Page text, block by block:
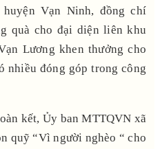
Vạn Ninh, đồng chí
quà cho đại diện liên khu
Lương khen thưởng cho
nhiều đóng góp trong công
kết, Ủy ban MTTQVN xã
quỹ “Vì người nghèo “ cho